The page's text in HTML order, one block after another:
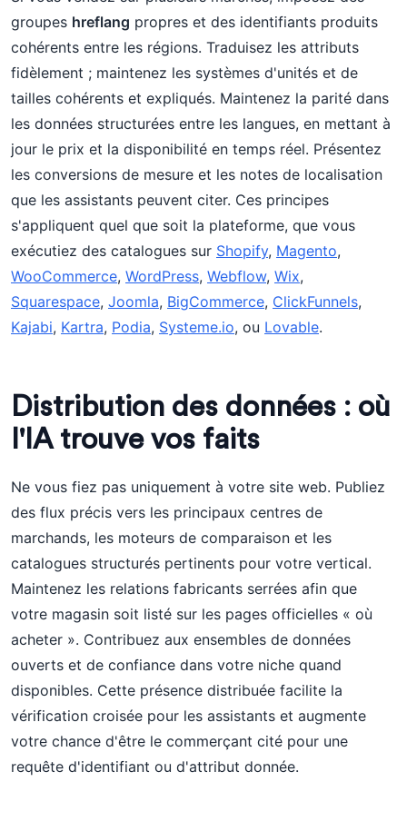
groupes hreflang propres et des identifiants produits
cohérents entre les régions. Traduisez les attributs
fidèlement ; maintenez les systèmes d'unités et de
tailles cohérents et expliqués. Maintenez la parité dans
les données structurées entre les langues, en mettant à
jour le prix et la disponibilité en temps réel. Présentez
les conversions de mesure et les notes de localisation
que les assistants peuvent citer. Ces principes
s'appliquent quel que soit la plateforme, que vous
exécutiez des catalogues sur Shopify, Magento,
WooCommerce, WordPress, Webflow, Wix,
Squarespace, Joomla, BigCommerce, ClickFunnels,
Kajabi, Kartra, Podia, Systeme.io, ou Lovable.
Distribution des données : où
l'IA trouve vos faits
Ne vous fiez pas uniquement à votre site web. Publiez
des flux précis vers les principaux centres de
marchands, les moteurs de comparaison et les
catalogues structurés pertinents pour votre vertical.
Maintenez les relations fabricants serrées afin que
votre magasin soit listé sur les pages officielles « où
acheter ». Contribuez aux ensembles de données
ouverts et de confiance dans votre niche quand
disponibles. Cette présence distribuée facilite la
vérification croisée pour les assistants et augmente
votre chance d'être le commerçant cité pour une
requête d'identifiant ou d'attribut donnée.